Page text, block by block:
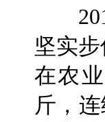
2018
坚实
在农
斤，